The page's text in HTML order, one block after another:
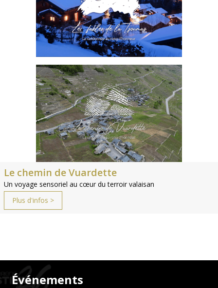
Le chemin de Vuardette
Un voyage sensoriel au cœur du terroir valaisan
Plus d'infos >
Événements